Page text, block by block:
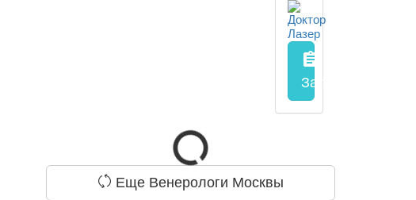
assignment
Запись на прием
Еще Венерологи Москвы